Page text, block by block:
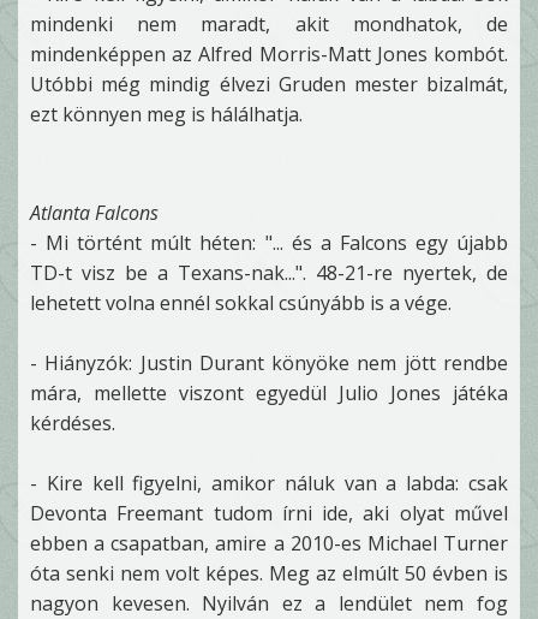
mindenki nem maradt, akit mondhatok, de
mindenképpen az Alfred Morris-Matt Jones kombót.
Utóbbi még mindig élvezi Gruden mester bizalmát,
ezt könnyen meg is hálálhatja.
Atlanta Falcons
- Mi történt múlt héten: "... és a Falcons egy újabb
TD-t visz be a Texans-nak...". 48-21-re nyertek, de
lehetett volna ennél sokkal csúnyább is a vége.
- Hiányzók: Justin Durant könyöke nem jött rendbe
mára, mellette viszont egyedül Julio Jones játéka
kérdéses.
- Kire kell figyelni, amikor náluk van a labda: csak
Devonta Freemant tudom írni ide, aki olyat művel
ebben a csapatban, amire a 2010-es Michael Turner
óta senki nem volt képes. Meg az elmúlt 50 évben is
nagyon kevesen. Nyilván ez a lendület nem fog